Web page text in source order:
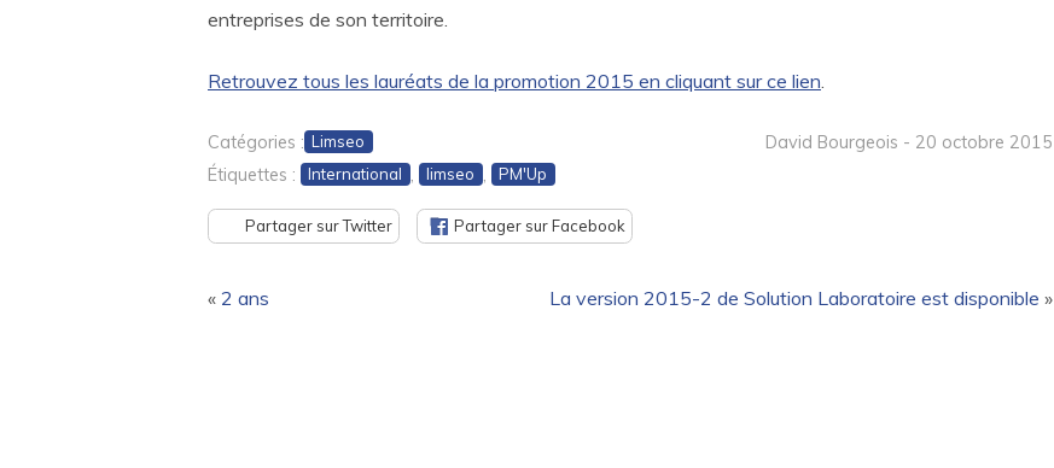
entreprises de son territoire.
Retrouvez tous les lauréats de la promotion 2015 en cliquant sur ce lien
David Bourgeois - 20 octobre 2015
Catégories : Limseo
Étiquettes : International , limseo , PM'Up
Partager sur Twitter Partager sur Facebook
« 2 ans La version 2015-2 de Solution Laboratoire est disponible »